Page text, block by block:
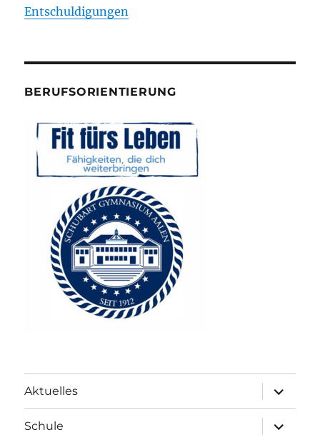
Entschuldigungen
BERUFSORIENTIERUNG
Aktuelles
anzeigen
Schule
anzeigen